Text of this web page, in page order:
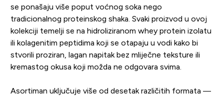
se ponašaju više poput voćnog soka nego
tradicionalnog proteinskog shaka. Svaki proizvod u ovoj
kolekciji temelji se na hidroliziranom whey protein izolatu
ili kolagenitim peptidima koji se otapaju u vodi kako bi
stvorili proziran, lagan napitak bez mliječne teksture ili
kremastog okusa koji možda ne odgovara svima.
Asortiman uključuje više od desetak različitih formata —